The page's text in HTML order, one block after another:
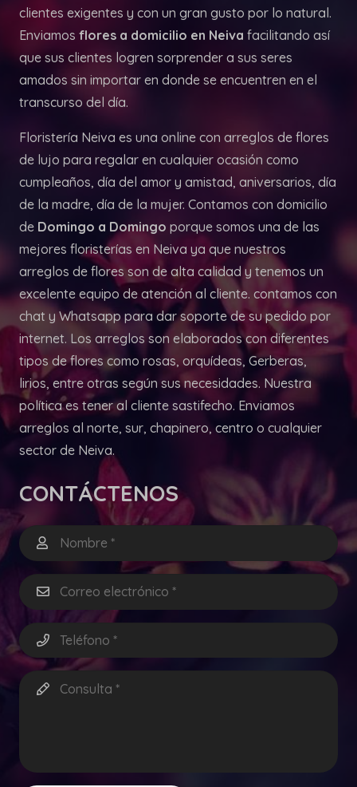
clientes exigentes y con un gran gusto por lo natural.
Enviamos flores a domicilio en Neiva facilitando así
que sus clientes logren sorprender a sus seres
amados sin importar en donde se encuentren en el
transcurso del día.
Floristería Neiva es una online con arreglos de flores
de lujo para regalar en cualquier ocasión como
cumpleaños, día del amor y amistad, aniversarios, día
de la madre, día de la mujer. Contamos con domicilio
de Domingo a Domingo porque somos una de las
mejores floristerías en Neiva ya que nuestros
arreglos de flores son de alta calidad y tenemos un
excelente equipo de atención al cliente. contamos con
chat y Whatsapp para dar soporte de su pedido por
internet. Los arreglos son elaborados con diferentes
tipos de flores como rosas, orquídeas, Gerberas,
lirios, entre otras según sus necesidades. Nuestra
política es tener al cliente sastifecho. Enviamos
arreglos al norte, sur, chapinero, centro o cualquier
sector de Neiva.
CONTÁCTENOS